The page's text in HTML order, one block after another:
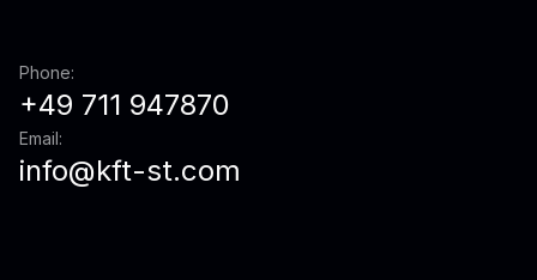
Phone:
+49 711 947870
Email:
info@kft-st.com